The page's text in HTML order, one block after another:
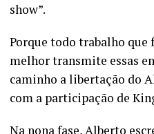
show”.
Porque todo trabalho
melhor transmite essas
caminho a libertação do
com a participação de
Na nona fase, Alberto